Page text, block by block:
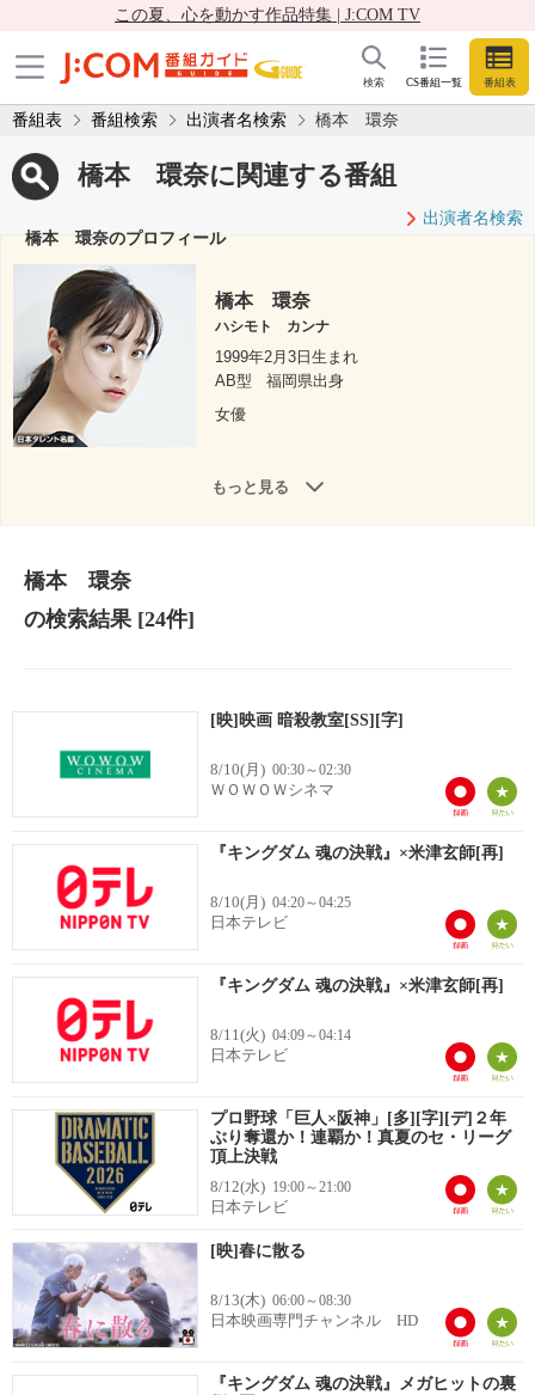
この夏、心を動かす作品特集 | J:COM TV
CS番組一覧 番組表
検索
番組表 番組検索 出演者名検索 橋本 環奈
橋本 環奈に関連する番組
出演者名検索
橋本 環奈のプロフィール
橋本 環奈
ハシモト カンナ
1999年2月3日生まれ
AB型
福岡県出身
女優
もっと見る
橋本 環奈
の検索結果[24件]
[映]映画 暗殺教室[SS][字]
8/10(月) 00:30～02:30
ＷＯＷＯＷシネマ
『キングダム 魂の決戦』×米津玄師[再]
8/10(月) 04:20～04:25
日本テレビ
『キングダム 魂の決戦』×米津玄師[再]
8/11(火) 04:09～04:14
日本テレビ
プロ野球「巨人×阪神」[多][字][デ]２年
ぶり奪還か！連覇か！真夏のセ・リーグ
頂上決戦
8/12(水) 19:00～21:00
日本テレビ
[映]春に散る
8/13(木) 06:00～08:30
日本映画専門チャンネル HD
『キングダム 魂の決戦』メガヒットの裏